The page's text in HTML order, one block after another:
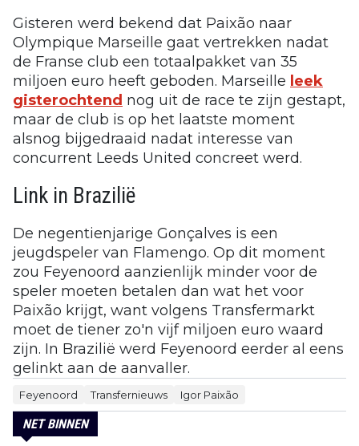
Gisteren werd bekend dat Paixão naar
Olympique Marseille gaat vertrekken nadat
de Franse club een totaalpakket van 35
miljoen euro heeft geboden. Marseille leek
gisterochtend nog uit de race te zijn gestapt,
maar de club is op het laatste moment
alsnog bijgedraaid nadat interesse van
concurrent Leeds United concreet werd.
Link in Brazilië
De negentienjarige Gonçalves is een
jeugdspeler van Flamengo. Op dit moment
zou Feyenoord aanzienlijk minder voor de
speler moeten betalen dan wat het voor
Paixão krijgt, want volgens Transfermarkt
moet de tiener zo'n vijf miljoen euro waard
zijn. In Brazilië werd Feyenoord eerder al eens
gelinkt aan de aanvaller.
Feyenoord Transfernieuws Igor Paixão
NET BINNEN